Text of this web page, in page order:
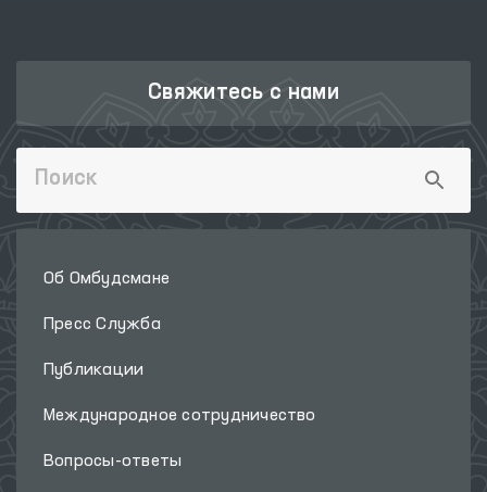
Свяжитесь с нами
Об Омбудсмане
Пресс Служба
Публикации
Международное сотрудничество
Вопросы-ответы